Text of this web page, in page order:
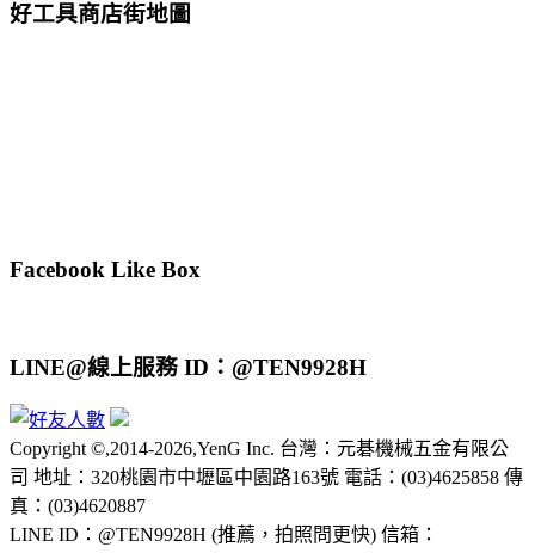
好工具商店街地圖
Facebook Like Box
LINE@線上服務 ID：@TEN9928H
Copyright ©,2014-2026,YenG Inc. 台灣：元碁機械五金有限公
司 地址：320桃園市中壢區中園路163號 電話：(03)4625858 傳
真：(03)4620887
LINE ID：@TEN9928H (推薦，拍照問更快) 信箱：